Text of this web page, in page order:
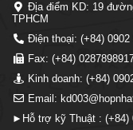
Địa điểm KD: 19
TPHCM
Điện thoại: (+84) 0902
Fax: (+84)
Kinh doanh: (+84)
Email:
►Hỗ trợ kỹ Thuật : (+84)